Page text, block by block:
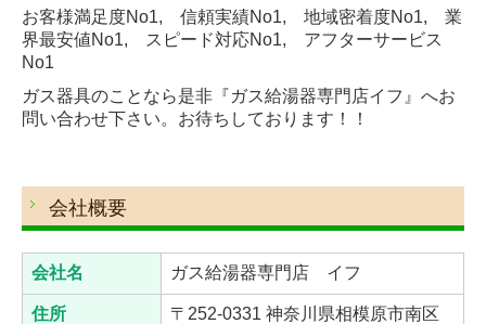
お客様満足度No1, 信頼実績No1, 地域密着度No1, 業
界最安値No1, スピード対応No1, アフターサービス
No1
ガス器具のことなら是非『ガス給湯器専門店イフ』へお
問い合わせ下さい。お待ちしております！！
会社概要
会社名 ガス給湯器専門店 イフ
住所
〒252-0331 神奈川県相模原市南区